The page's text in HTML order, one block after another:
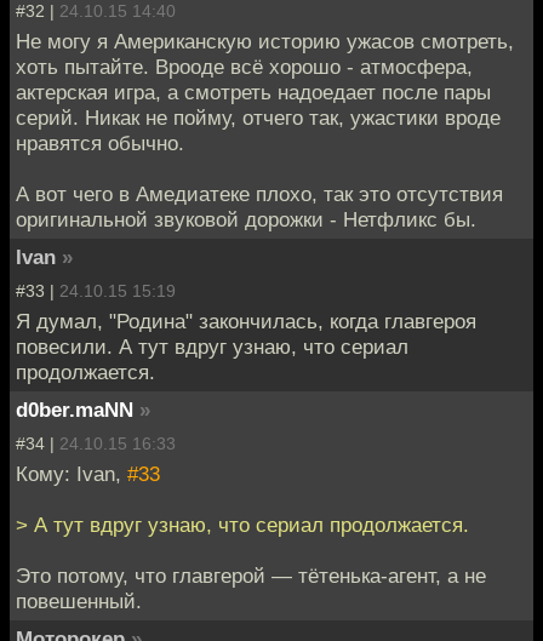
#32 | 24.10.15 14:40
Не могу я Американскую историю ужасов смотреть,
хоть пытайте. Врооде всё хорошо - атмосфера,
актерская игра, а смотреть надоедает после пары
серий. Никак не пойму, отчего так, ужастики вроде
нравятся обычно.
А вот чего в Амедиатеке плохо, так это отсутствия
оригинальной звуковой дорожки - Нетфликс бы.
Ivan »
#33 | 24.10.15 15:19
Я думал, "Родина" закончилась, когда главгероя
повесили. А тут вдруг узнаю, что сериал
продолжается.
d0ber.maNN »
#34 | 24.10.15 16:33
Кому: Ivan, #33
> А тут вдруг узнаю, что сериал продолжается.
Это потому, что главгерой — тётенька-агент, а не
повешенный.